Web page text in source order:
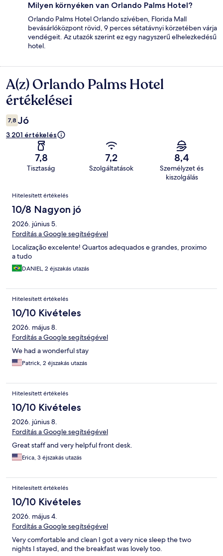
Milyen környéken van Orlando Palms Hotel?
Orlando Palms Hotel Orlando szívében, Florida Mall
bevásárlóközpont rövid, 9 perces sétatávnyi körzetében várja
vendégeit. Az utazók szerint ez egy nagyszerű elhelezkedésű
hotel.
Értékelések
A(z) Orlando Palms Hotel
értékelései
7,8 Jó
3 201 értékelés
7,8
Tisztaság
7,2
Szolgáltatások
8,4
Személyzet és
kiszolgálás
Értékelések
Hitelesített értékelés
10/8 Nagyon jó
2026. június 5.
Fordítás a Google segítségével
Localização excelente! Quartos adequados e grandes, proximo
a tudo
DANIEL, 2 éjszakás utazás
Hitelesített értékelés
10/10 Kivételes
2026. május 8.
Fordítás a Google segítségével
We had a wonderful stay
Patrick, 2 éjszakás utazás
Hitelesített értékelés
10/10 Kivételes
2026. június 8.
Fordítás a Google segítségével
Great staff and very helpful front desk.
Erica, 3 éjszakás utazás
Hitelesített értékelés
10/10 Kivételes
2026. május 4.
Fordítás a Google segítségével
Very comfortable and clean I got a very nice sleep the two
nights I stayed, and the breakfast was lovely too.